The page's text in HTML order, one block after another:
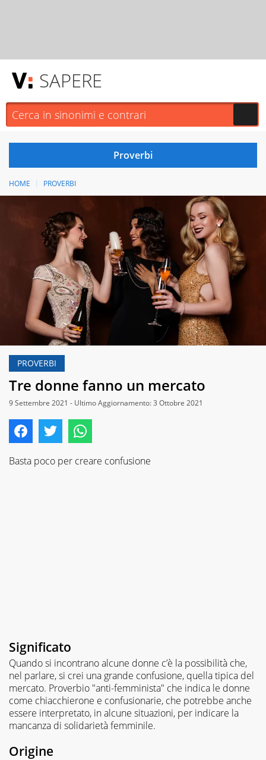
SAPERE
HOME PROVERBI
PROVERBI
Tre donne fanno un mercato
9 Settembre 2021 - Ultimo Aggiornamento: 3 Ottobre 2021
Basta poco per creare confusione
Significato
Quando si incontrano alcune donne c’è la possibilità che,
nel parlare, si crei una grande confusione, quella tipica del
mercato. Proverbio "anti-femminista" che indica le donne
come chiacchierone e confusionarie, che potrebbe anche
essere interpretato, in alcune situazioni, per indicare la
mancanza di solidarietà femminile.
Origine